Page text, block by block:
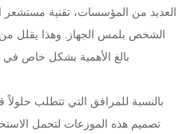
العديد من المؤسسات، تقنية مستشعر
الشخص بلمس الجهاز. وهذا يقلل من
بالغ الأهمية بشكل خاص في
بالنسبة للمرافق التي تتطلب حلولاً
تصميم هذه الموزعات لتحمل